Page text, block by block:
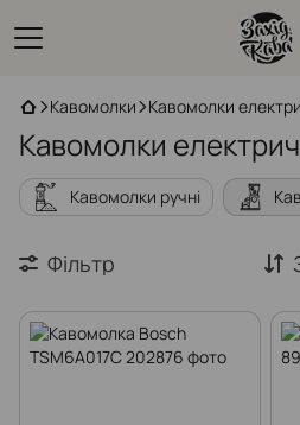
Кавомолки Кавомолки
Кавомолки
Кавомолки ручні
Фільтр